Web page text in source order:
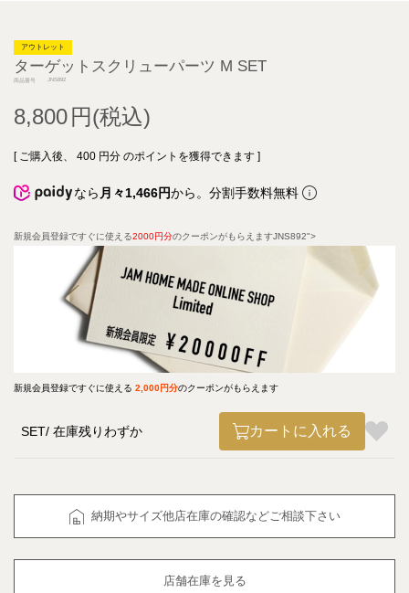
アウトレット
ターゲットスクリューパーツ M SET
商品番号 JNS892
8,800
[ ご購入後、 400 円分 のポイントを獲得できます ]
なら 月々1,466円から。分割手数料無料
新規会員登録ですぐに使える2000円分のクーポンがもらえますJNS892">
新規会員登録ですぐに使える 2,000円分のクーポンがもらえます
SET 在庫残りわずか カートに入れる
納期やサイズ他店在庫の確認などご相談下さい
店舗在庫を見る